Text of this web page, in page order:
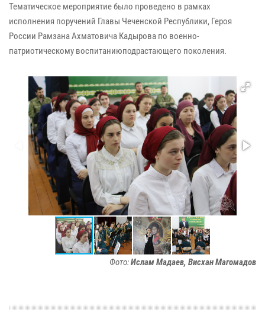
Тематическое мероприятие было проведено в рамках
исполнения поручений Главы Чеченской Республики, Героя
России РамзанаАхматовича Кадырова по военно-
патриотическому воспитаниюподрастающего поколения.
Фото:Ислам Мадаев, Висхан Магомадов